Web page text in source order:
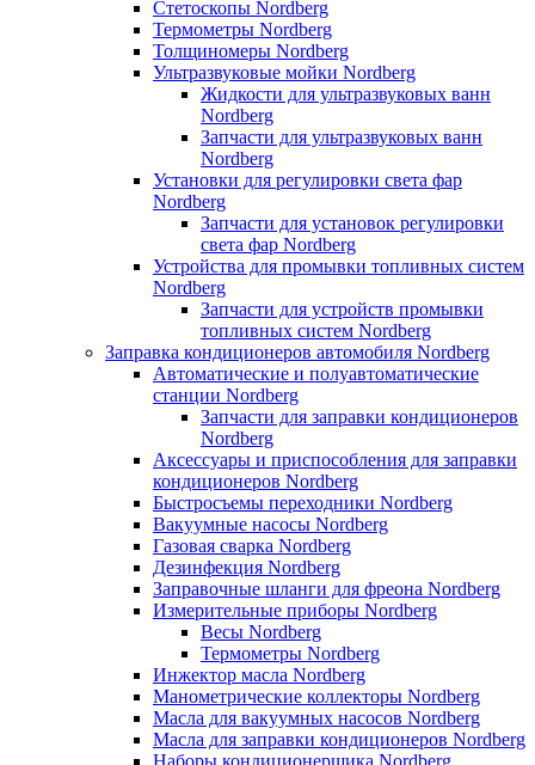
Стетоскопы Nordberg
Термометры Nordberg
Толщиномеры Nordberg
Ультразвуковые мойки Nordberg
Жидкости для ультразвуковых ванн
Nordberg
Запчасти для ультразвуковых ванн
Nordberg
Установки для регулировки света фар
Nordberg
Запчасти для установок регулировки
света фар Nordberg
Устройства для промывки топливных систем
Nordberg
Запчасти для устройств промывки
топливных систем Nordberg
Заправка кондиционеров автомобиля Nordberg
Автоматические и полуавтоматические
станции Nordberg
Запчасти для заправки кондиционеров
Nordberg
Аксессуары и приспособления для заправки
кондиционеров Nordberg
Быстросъемы переходники Nordberg
Вакуумные насосы Nordberg
Газовая сварка Nordberg
Дезинфекция Nordberg
Заправочные шланги для фреона Nordberg
Измерительные приборы Nordberg
Весы Nordberg
Термометры Nordberg
Инжектор масла Nordberg
Манометрические коллекторы Nordberg
Масла для вакуумных насосов Nordberg
Масла для заправки кондиционеров Nordberg
Наборы кондиционерщика Nordberg